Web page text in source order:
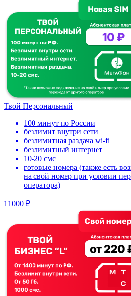
Твой Персональный
100 минут по России
безлимит внутри сети
безлимитная раздача wi-fi
безлимитный интернет
10-20 смс
готовые номера (также есть
на свой номер при условии
оператора)
11000 ₽